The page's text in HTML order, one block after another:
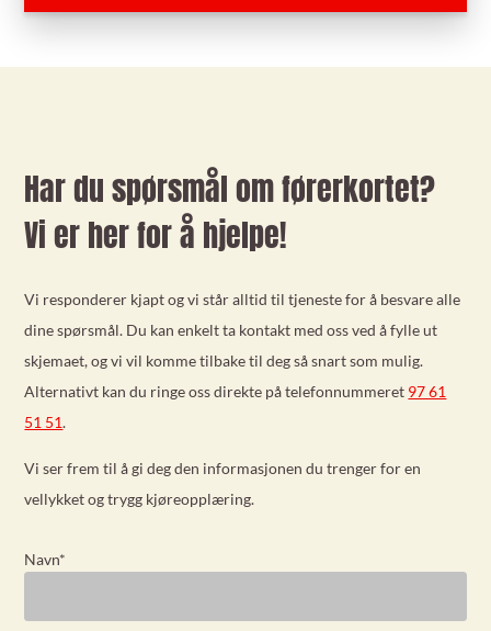
Har du spørsmål om førerkortet?
Vi er her for å hjelpe!
Vi responderer kjapt og vi står alltid til tjeneste for å besvare alle
dine spørsmål. Du kan enkelt ta kontakt med oss ved å fylle ut
skjemaet, og vi vil komme tilbake til deg så snart som mulig.
Alternativt kan du ringe oss direkte på telefonnummeret 97 61
51 51.
Vi ser frem til å gi deg den informasjonen du trenger for en
vellykket og trygg kjøreopplæring.
Navn*